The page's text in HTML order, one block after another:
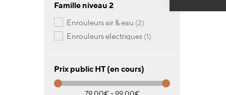
Famille niveau 2
enrouleurs air & eau 2articles
enrouleurs electriques 1article
Prix public HT (en cours)